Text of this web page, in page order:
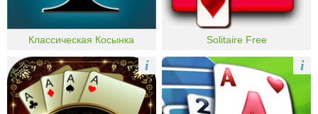
Классическая Косынка Solitaire Free
i i